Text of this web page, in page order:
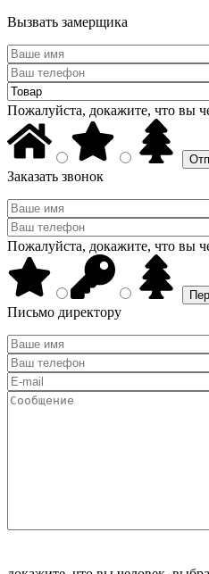
Вызвать замерщика
Пожалуйста, докажите, что вы
Заказать звонок
Пожалуйста, докажите, что вы
Письмо директору